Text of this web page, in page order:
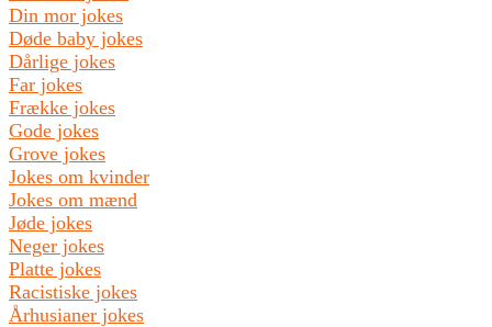
Din mor jokes
Døde baby jokes
Dårlige jokes
Far jokes
Frække jokes
Gode jokes
Grove jokes
Jokes om kvinder
Jokes om mænd
Jøde jokes
Neger jokes
Platte jokes
Racistiske jokes
Århusianer jokes